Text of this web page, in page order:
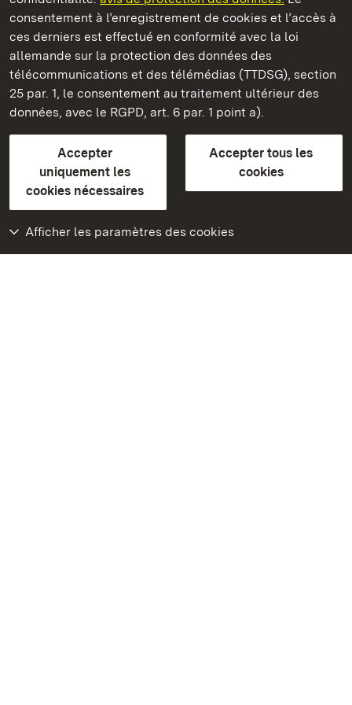
consentement à l’enregistrement de cookies et l’accès à
ces derniers est effectué en conformité avec la loi
allemande sur la protection des données des
télécommunications et des télémédias (TTDSG), section
25 par. 1, le consentement au traitement ultérieur des
données, avec le RGPD, art. 6 par. 1 point a).
Accepter
uniquement les
cookies nécessaires
Accepter tous les
cookies
Afficher les paramètres des cookies
Châteaux et jardins publics du Bade-Wurtemberg
Contact et informationsFAQ et réponsesMentions légales
Protection des données
Explications sur l’accessibilité
BITV-konform (geprüfte Seiten)
plus loin
Accueil
Monuments
Rendez-nous visite